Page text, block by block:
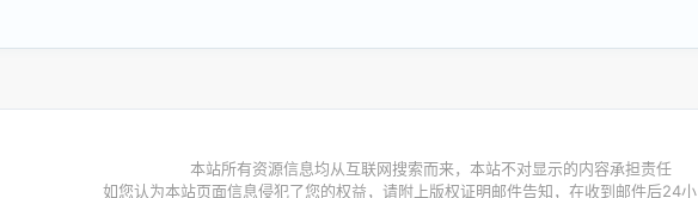
本站所有资源信息均从互联网搜索而来，本站不对显示的内容承担责任
如您认为本站页面信息侵犯了您的权益，请附上版权证明邮件告知，在收到邮件后24